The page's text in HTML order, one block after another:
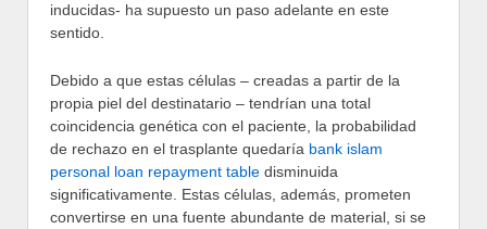
inducidas- ha supuesto un paso adelante en este
sentido.
Debido a que estas células – creadas a partir de la
propia piel del destinatario – tendrían una total
coincidencia genética con el paciente, la probabilidad
de rechazo en el trasplante quedaría bank islam
personal loan repayment table disminuida
significativamente. Estas células, además, prometen
convertirse en una fuente abundante de material, si se